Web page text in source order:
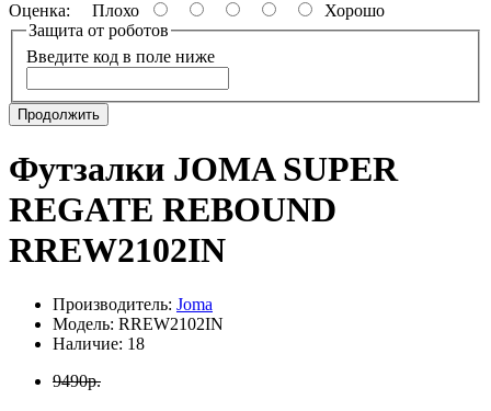
Оценка: Плохо
Хорошо
Защита от роботов
Введите код в поле ниже
Продолжить
Футзалки JOMA SUPER
REGATE REBOUND
RREW2102IN
Производитель: Joma
Модель: RREW2102IN
Наличие: 18
9490р.